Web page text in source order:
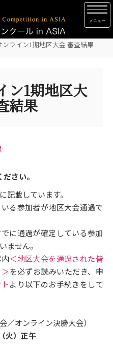
ンライン1期地区大会 審査結果
ン1期地区大
結果
さい。
記載しています。
る参加者が地区大会通過で
に通過が確定している参加
ません。
＜地区大会を通過された皆
を必ずお読みいただき、申
より以下のお手続きをして
／オンライン決勝大会）
火）正午